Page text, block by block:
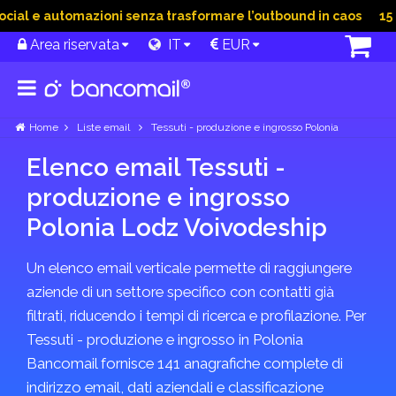
e automazioni senza trasformare l’outbound in caos 15
Area riservata IT EUR
Home Liste email Tessuti - produzione e ingrosso Polonia
Elenco email Tessuti -
produzione e ingrosso
Polonia Lodz Voivodeship
Un elenco email verticale permette di raggiungere
aziende di un settore specifico con contatti già
filtrati, riducendo i tempi di ricerca e profilazione. Per
Tessuti - produzione e ingrosso in Polonia
Bancomail fornisce 141 anagrafiche complete di
indirizzo email, dati aziendali e classificazione